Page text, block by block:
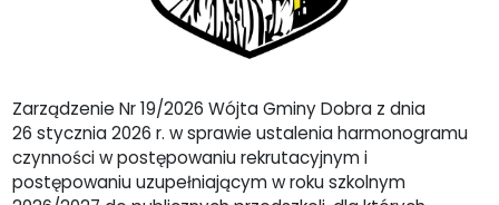
Zarządzenie Nr 19/2026 Wójta Gminy Dobra z dnia
26 stycznia 2026 r. w sprawie ustalenia harmonogramu
czynności w postępowaniu rekrutacyjnym i
postępowaniu uzupełniającym w roku szkolnym